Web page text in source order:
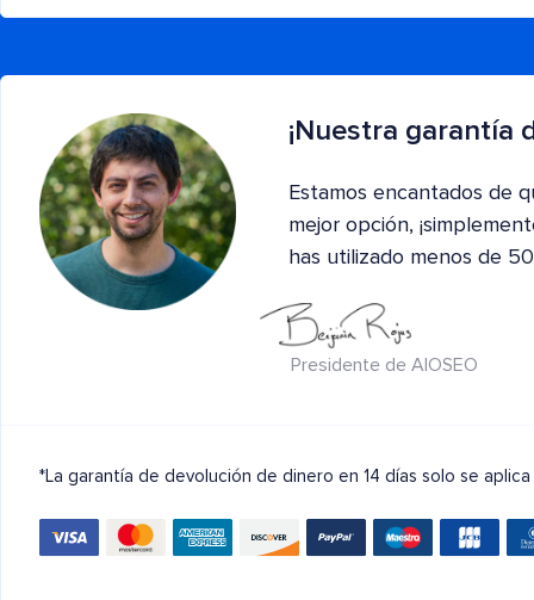
¡Nuestra garantía
Estamos encantados de
mejor opción,
has utilizado menos de
Presidente de AIOSEO
*La garantía de devolución de dinero en 14 días solo se